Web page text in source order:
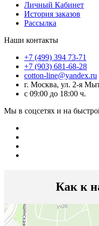
Личный Кабинет
История заказов
Рассылка
Наши контакты
+7 (499) 394 73-71
+7 (903) 681-68-28
cotton-line@yandex.ru
г. Москва, ул. 2-я
с 09:00 до 18:00 ч.
Мы в соцсетях и на
Как к